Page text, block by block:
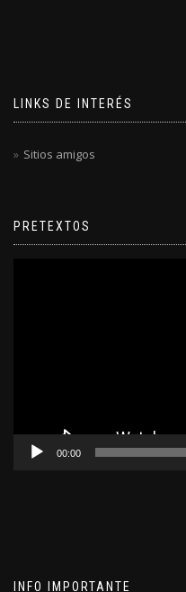
LINKS DE INTERÉS
Sitios amigos
PRETEXTOS
00:00
INFO IMPORTANTE